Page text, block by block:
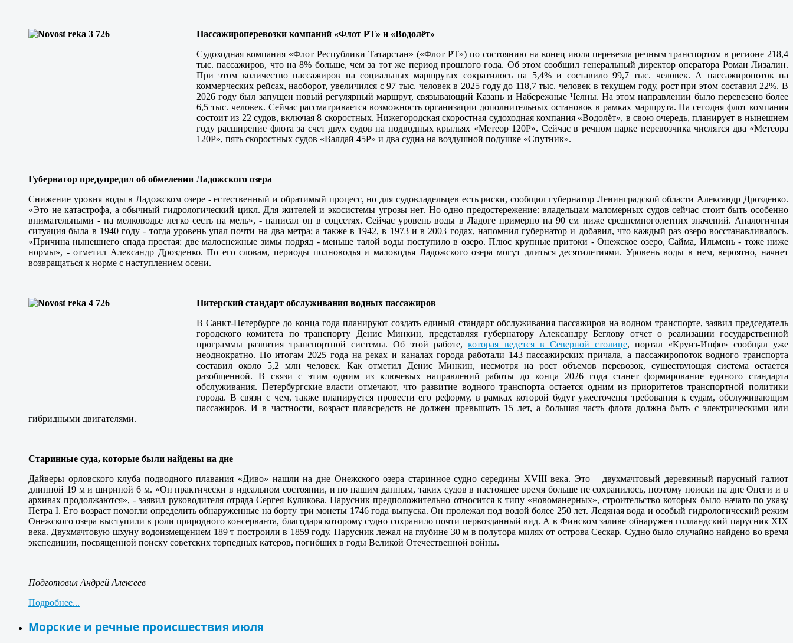
Пассажироперевозки компаний «Флот РТ» и «Водолёт»
Судоходная компания «Флот Республики Татарстан» («Флот РТ») по состоянию на конец июля перевезла речным транспортом в регионе 218,4
тыс. пассажиров, что на 8% больше, чем за тот же период прошлого года. Об этом сообщил генеральный директор оператора Роман Лизалин.
При этом количество пассажиров на социальных маршрутах сократилось на 5,4% и составило 99,7 тыс. человек. А пассажиропоток на
коммерческих рейсах, наоборот, увеличился с 97 тыс. человек в 2025 году до 118,7 тыс. человек в текущем году, рост при этом составил 22%. В
2026 году был запущен новый регулярный маршрут, связывающий Казань и Набережные Челны. На этом направлении было перевезено более
6,5 тыс. человек. Сейчас рассматривается возможность организации дополнительных остановок в рамках маршрута. На сегодня флот компания
состоит из 22 судов, включая 8 скоростных. Нижегородская скоростная судоходная компания «Водолёт», в свою очередь, планирует в нынешнем
году расширение флота за счет двух судов на подводных крыльях «Метеор 120Р». Сейчас в речном парке перевозчика числятся два «Метеора
120Р», пять скоростных судов «Валдай 45Р» и два судна на воздушной подушке «Спутник».
Губернатор предупредил об обмелении Ладожского озера
Снижение уровня воды в Ладожском озере - естественный и обратимый процесс, но для судовладельцев есть риски, сообщил губернатор Ленинградской области Александр Дрозденко.
«Это не катастрофа, а обычный гидрологический цикл. Для жителей и экосистемы угрозы нет. Но одно предостережение: владельцам маломерных судов сейчас стоит быть особенно
внимательными - на мелководье легко сесть на мель», - написал он в соцсетях. Сейчас уровень воды в Ладоге примерно на 90 см ниже среднемноголетних значений. Аналогичная
ситуация была в 1940 году - тогда уровень упал почти на два метра; а также в 1942, в 1973 и в 2003 годах, напомнил губернатор и добавил, что каждый раз озеро восстанавливалось.
«Причина нынешнего спада простая: две малоснежные зимы подряд - меньше талой воды поступило в озеро. Плюс крупные притоки - Онежское озеро, Сайма, Ильмень - тоже ниже
нормы», - отметил Александр Дрозденко. По его словам, периоды полноводья и маловодья Ладожского озера могут длиться десятилетиями. Уровень воды в нем, вероятно, начнет
возвращаться к норме с наступлением осени.
Питерский стандарт обслуживания водных пассажиров
В Санкт-Петербурге до конца года планируют создать единый стандарт обслуживания пассажиров на водном транспорте, заявил председатель
городского комитета по транспорту Денис Минкин, представляя губернатору Александру Беглову отчет о реализации государственной
программы развития транспортной системы. Об этой работе,которая ведется в Северной столице, портал «Круиз-Инфо» сообщал уже
неоднократно. По итогам 2025 года на реках и каналах города работали 143 пассажирских причала, а пассажиропоток водного транспорта
составил около 5,2 млн человек. Как отметил Денис Минкин, несмотря на рост объемов перевозок, существующая система остается
разобщенной. В связи с этим одним из ключевых направлений работы до конца 2026 года станет формирование единого стандарта
обслуживания. Петербургские власти отмечают, что развитие водного транспорта остается одним из приоритетов транспортной политики
города. В связи с чем, также планируется провести его реформу, в рамках которой будут ужесточены требования к судам, обслуживающим
пассажиров. И в частности, возраст плавсредств не должен превышать 15 лет, а большая часть флота должна быть с электрическими или
гибридными двигателями.
Старинные суда, которые были найдены на дне
Дайверы орловского клуба подводного плавания «Диво» нашли на дне Онежского озера старинное судно середины XVIII века. Это – двухмачтовый деревянный парусный галиот
длинной 19 м и шириной 6 м. «Он практически в идеальном состоянии, и по нашим данным, таких судов в настоящее время больше не сохранилось, поэтому поиски на дне Онеги и в
архивах продолжаются», - заявил руководителя отряда Сергея Куликова. Парусник предположительно относится к типу «новоманерных», строительство которых было начато по указу
Петра I. Его возраст помогли определить обнаруженные на борту три монеты 1746 года выпуска. Он пролежал под водой более 250 лет. Ледяная вода и особый гидрологический режим
Онежского озера выступили в роли природного консерванта, благодаря которому судно сохранило почти первозданный вид. А в Финском заливе обнаружен голландский парусник ХIХ
века. Двухмачтовую шхуну водоизмещением 189 т построили в 1859 году. Парусник лежал на глубине 30 м в полутора милях от острова Сескар. Судно было случайно найдено во время
экспедиции, посвященной поиску советских торпедных катеров, погибших в годы Великой Отечественной войны.
Подготовил Андрей Алексеев
Подробнее...
Морские и речные происшествия июля